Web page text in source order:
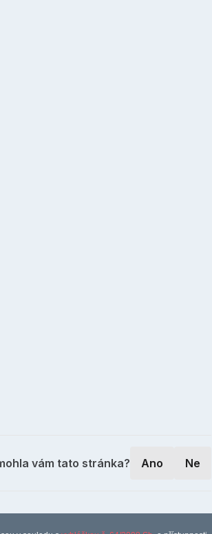
vám tato stránka? Ano Ne